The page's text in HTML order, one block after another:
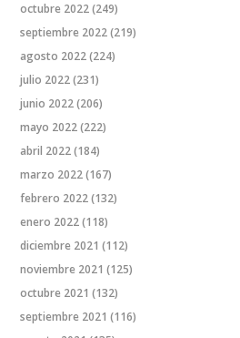
octubre 2022(249)
septiembre 2022(219)
agosto 2022(224)
julio 2022(231)
junio 2022(206)
mayo 2022(222)
abril 2022(184)
marzo 2022(167)
febrero 2022(132)
enero 2022(118)
diciembre 2021 (112)
noviembre 2021 (125)
octubre 2021 (132)
septiembre 2021 (116)